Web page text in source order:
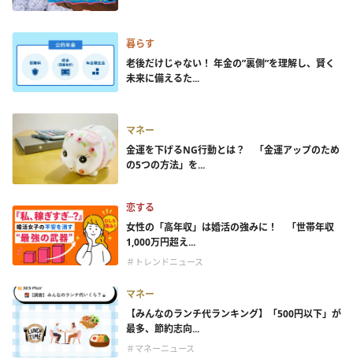
暮らす
老後だけじゃない！ 年金の”裏側”を理解し、賢く
未来に備えるた...
マネー
金運を下げるNG行動とは？ 「金運アップのため
の5つの方法」を...
恋する
女性の「高年収」は婚活の強みに！ 「世帯年収
1,000万円超え...
＃トレンドニュース
マネー
【みんなのランチ代ランキング】「500円以下」が
最多、節約志向...
＃マネーニュース